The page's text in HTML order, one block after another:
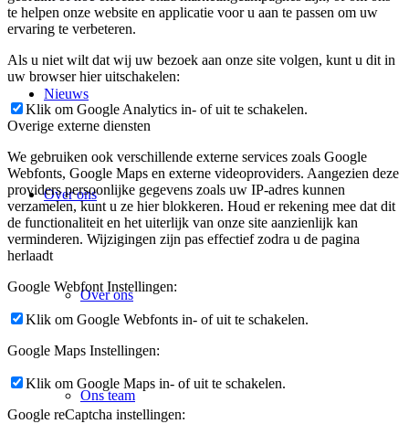
Nieuws
Over ons
Over ons
Ons team
te helpen onze website en applicatie voor u aan te passen om uw
ervaring te verbeteren.
Als u niet wilt dat wij uw bezoek aan onze site volgen, kunt u dit in
uw browser hier uitschakelen:
Klik om Google Analytics in- of uit te schakelen.
Overige externe diensten
We gebruiken ook verschillende externe services zoals Google
Webfonts, Google Maps en externe videoproviders. Aangezien deze
providers persoonlijke gegevens zoals uw IP-adres kunnen
verzamelen, kunt u ze hier blokkeren. Houd er rekening mee dat dit
de functionaliteit en het uiterlijk van onze site aanzienlijk kan
verminderen. Wijzigingen zijn pas effectief zodra u de pagina
herlaadt
Google Webfont Instellingen:
Klik om Google Webfonts in- of uit te schakelen.
Google Maps Instellingen:
Klik om Google Maps in- of uit te schakelen.
Google reCaptcha instellingen: